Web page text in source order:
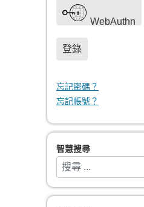
WebAuthn
登錄
忘記密碼？
忘記帳號？
智慧搜尋
搜索
Type 2 or more